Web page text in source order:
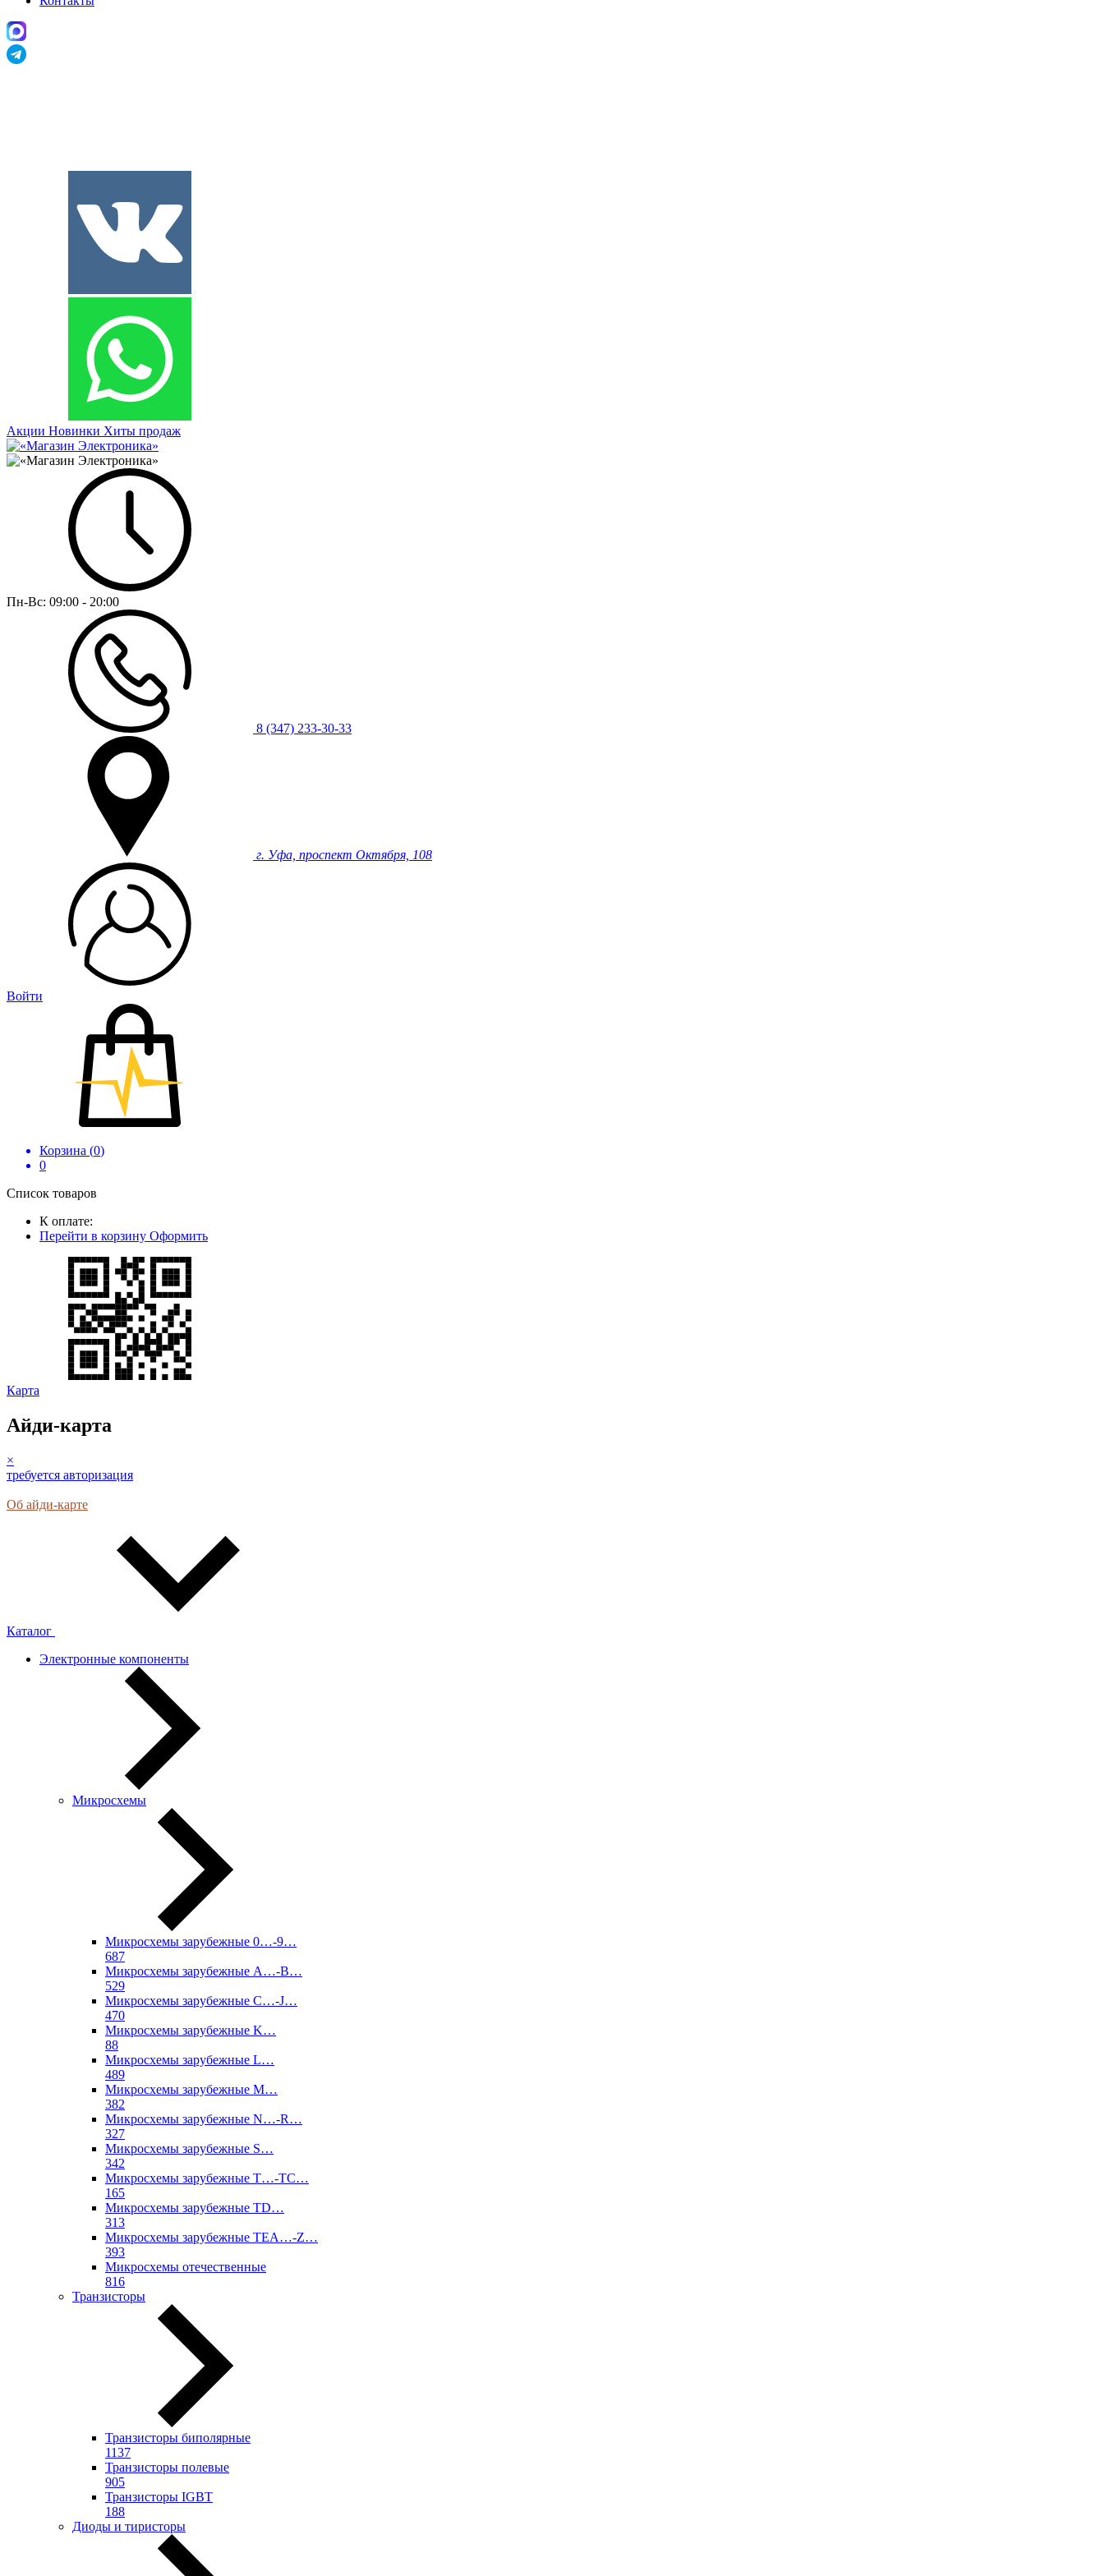
Акции Новинки Хиты продаж
Пн-Вс: 09:00 - 20:00
8 (347) 233-30-33
г. Уфа, проспект Октября, 108
Войти
Корзина (0)
0
Список товаров
К оплате:
Перейти в корзину Оформить
Карта
Айди-карта
×
требуется авторизация
Об айди-карте
Каталог
Электронные компоненты
Микросхемы
Микросхемы зарубежные 0…-9…
687
Микросхемы зарубежные A…-B…
529
Микросхемы зарубежные C…-J…
470
Микросхемы зарубежные K…
88
Микросхемы зарубежные L…
489
Микросхемы зарубежные M…
382
Микросхемы зарубежные N…-R…
327
Микросхемы зарубежные S…
342
Микросхемы зарубежные T…-TC…
165
Микросхемы зарубежные TD…
313
Микросхемы зарубежные TEA…-Z…
393
Микросхемы отечественные
816
Транзисторы
Транзисторы биполярные
1137
Транзисторы полевые
905
Транзисторы IGBT
188
Диоды и тиристоры